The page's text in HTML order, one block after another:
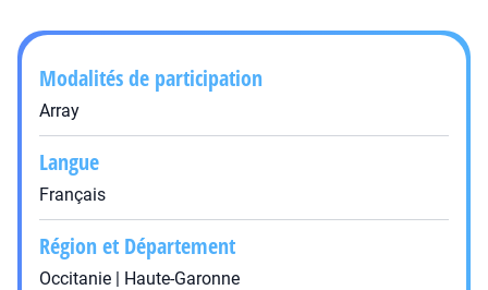
Modalités de participation
Array
Langue
Français
Région et Département
Occitanie | Haute-Garonne